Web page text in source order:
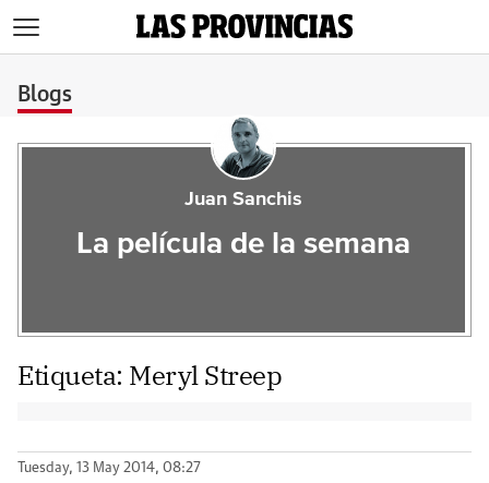
Blogs
Juan Sanchis
La película de la semana
Etiqueta: Meryl Streep
Tuesday, 13 May 2014, 08:27